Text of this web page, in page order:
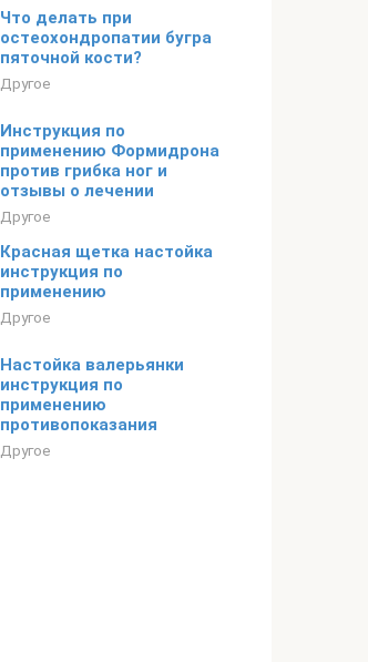
Что делать при
остеохондропатии бугра
пяточной кости?
Другое
Инструкция по
применению Формидрона
против грибка ног и
отзывы о лечении
Другое
Красная щетка настойка
инструкция по
применению
Другое
Настойка валерьянки
инструкция по
применению
противопоказания
Другое